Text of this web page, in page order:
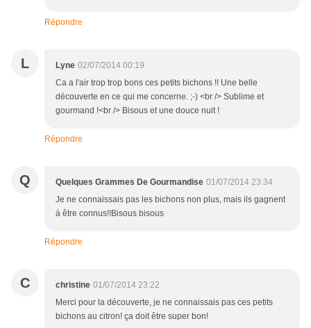
Répondre
L Lyne 02/07/2014 00:19
Ca a l'air trop trop bons ces petits bichons !! Une belle
découverte en ce qui me concerne. ;-) <br /> Sublime et
gourmand !<br /> Bisous et une douce nuit !
Répondre
Q Quelques Grammes De Gourmandise 01/07/2014 23:34
Je ne connaissais pas les bichons non plus, mais ils gagnent
à être connus!!Bisous bisous
Répondre
C christine 01/07/2014 23:22
Merci pour la découverte, je ne connaissais pas ces petits
bichons au citron! ça doit être super bon!